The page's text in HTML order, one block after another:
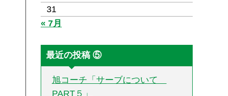
31
« 7月
最近の投稿 ⑤
旭コーチ「サーブについて
PART５」